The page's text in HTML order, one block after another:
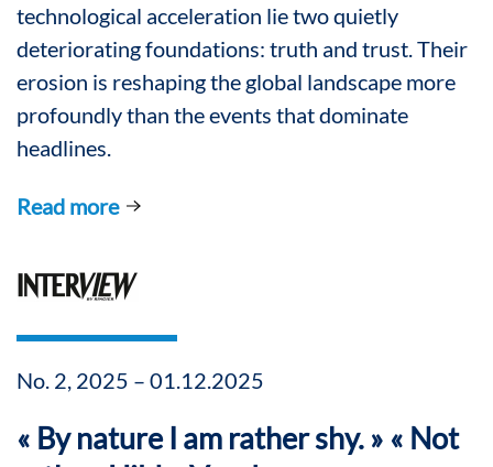
technological acceleration lie two quietly
deteriorating foundations: truth and trust. Their
erosion is reshaping the global landscape more
profoundly than the events that dominate
headlines.
Read more
No. 2, 2025 – 01.12.2025
« By nature I am rather shy. » « Not